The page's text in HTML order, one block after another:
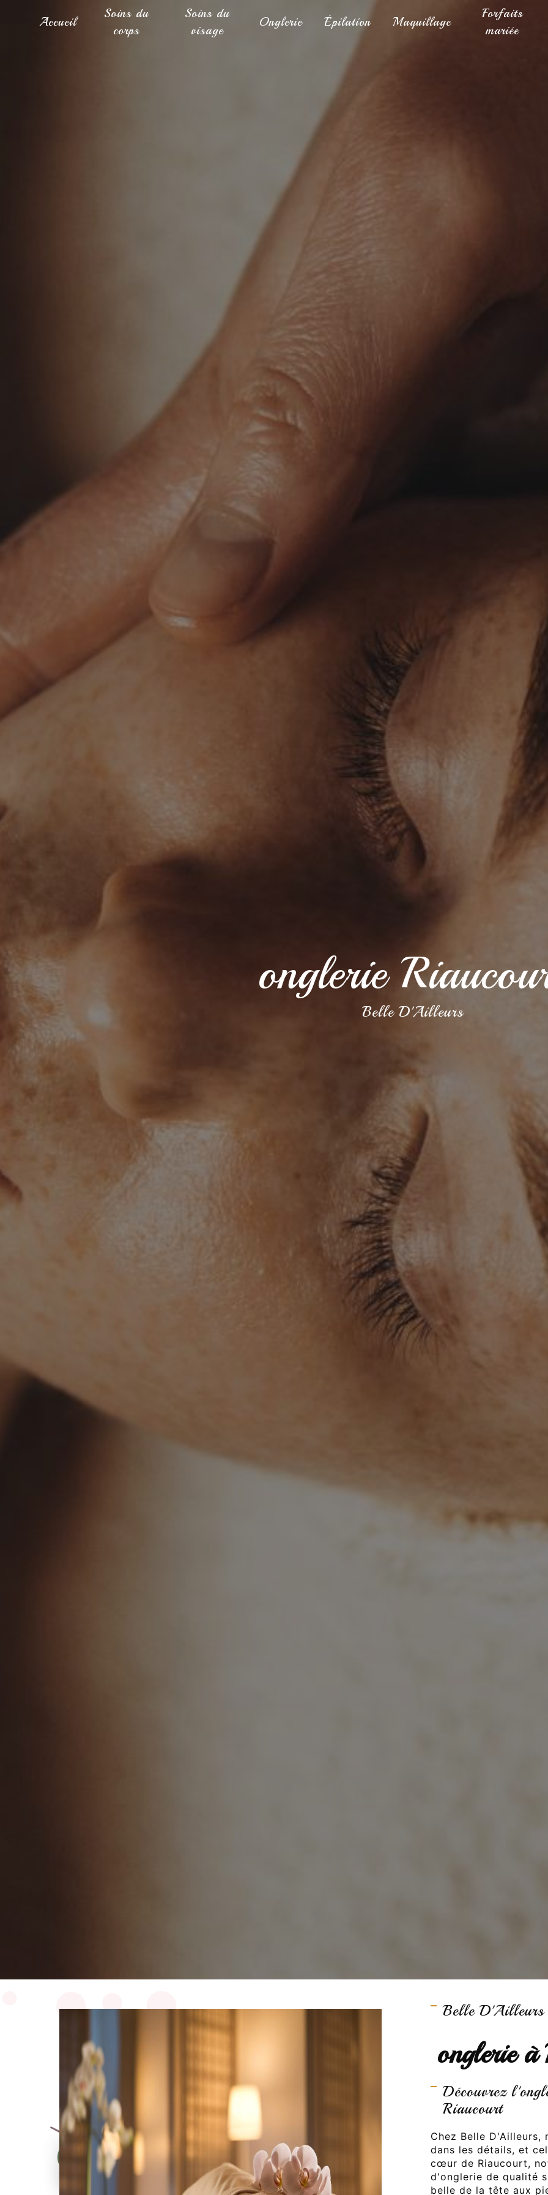
Accueil
Soins du
corps
Soins du
visage
Onglerie Épilation Maquillage
Forfaits
mariée
onglerie
Belle D'Ailleurs
Belle D'Ailleurs
onglerie à
Découvrez
Riaucourt
Chez Belle D'Ailleurs,
dans les détails, et
cœur de Riaucourt,
d'onglerie de qualité
belle de la tête aux
Panneau de gestion des cookies